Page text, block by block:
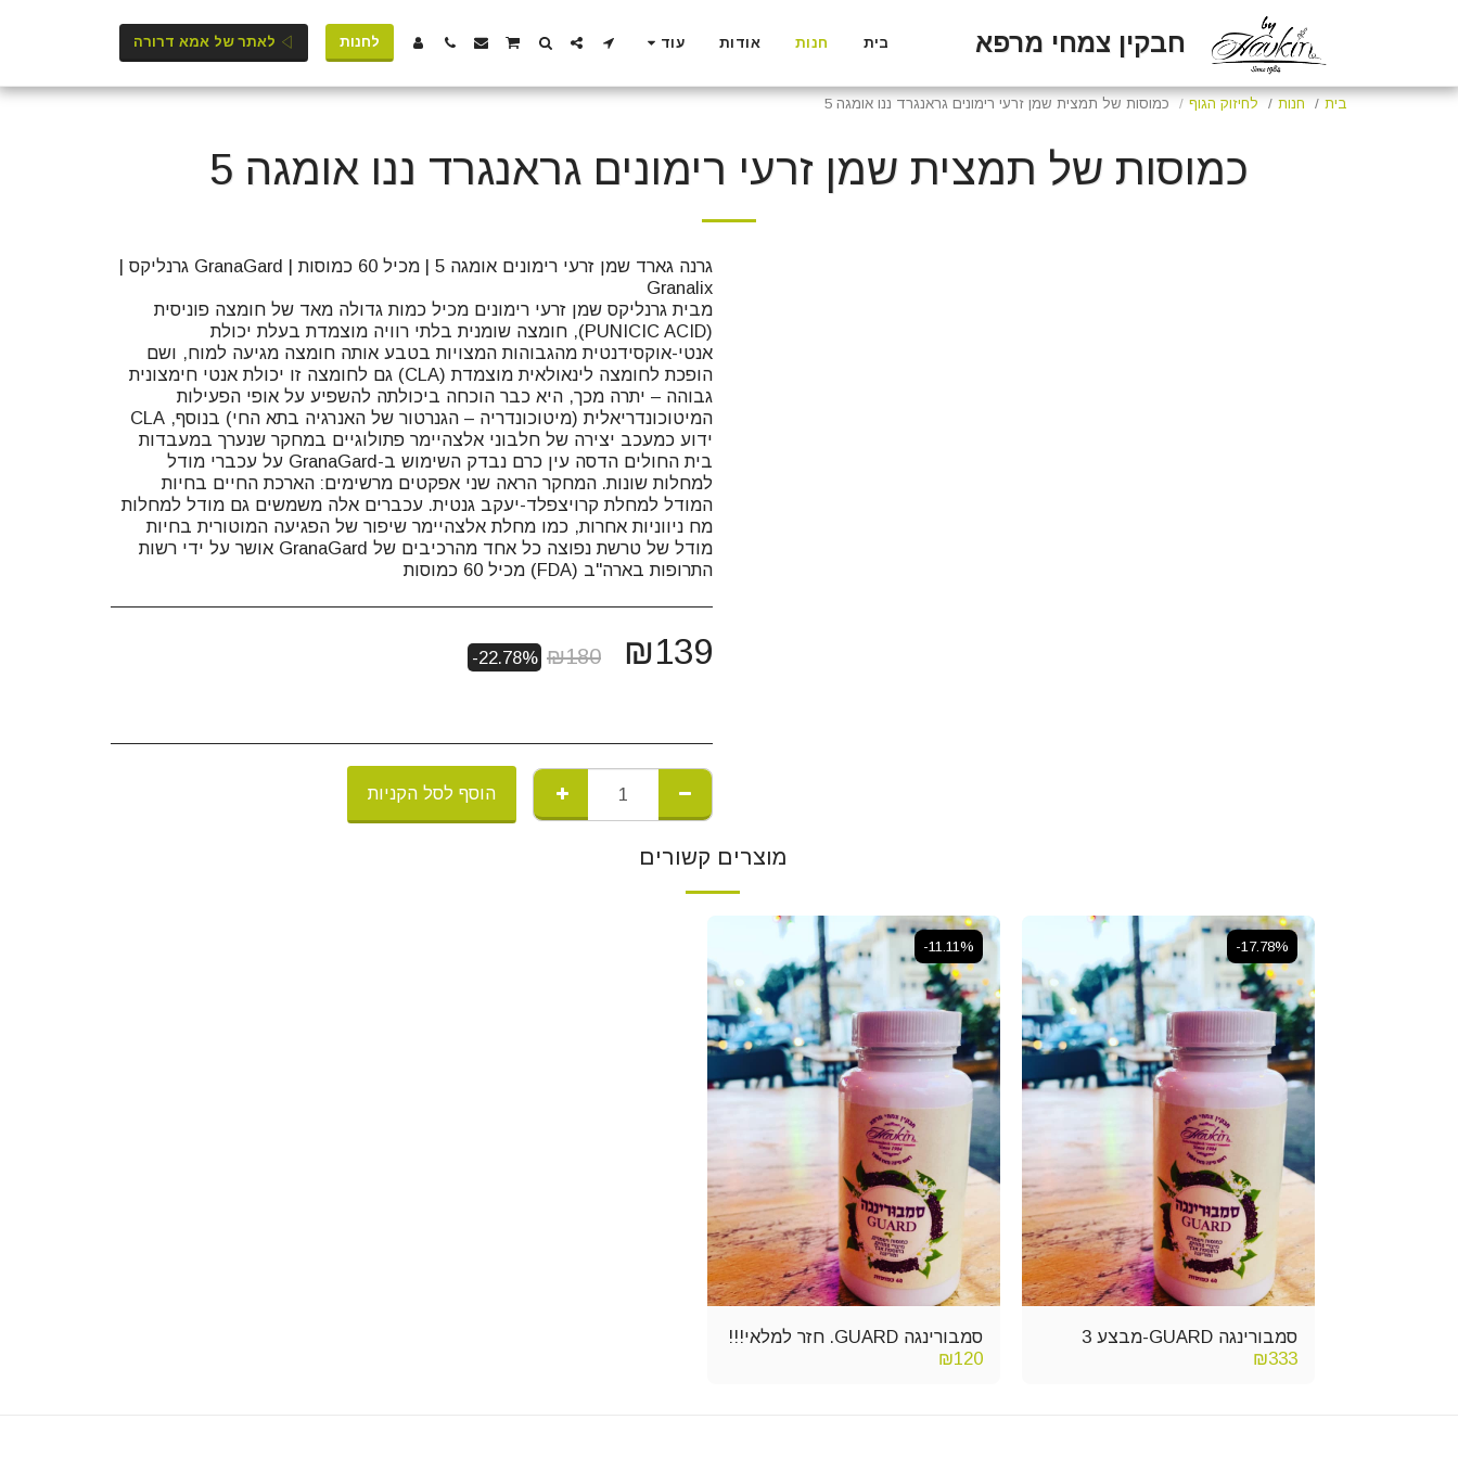
חבקין צמחי מרפא בית חנות אודות עוד לחנות לאתר של אמא דרורה
בית חנות לחיזוק הגוף כמוסות של תמצית שמן זרעי רימונים גראנגרד ננו אומגה 5
כמוסות של תמצית שמן זרעי רימונים גראנגרד ננו אומגה 5
גרנה גארד שמן זרעי רימונים אומגה 5 | מכיל 60 כמוסות | GranaGard גרנליקס |
מבית גרנליקס שמן זרעי רימונים מכיל כמות גדולה מאד של חומצה פוניסית
(PUNICIC ACID), חומצה שומנית בלתי רוויה מוצמדת בעלת יכולת
אנטי-אוקסידנטית מהגבוהות המצויות בטבע אותה חומצה מגיעה למוח, ושם
הופכת לחומצה לינאולאית מוצמדת (CLA) גם לחומצה זו יכולת אנטי חימצונית
גבוהה – יתרה מכך, היא כבר הוכחה ביכולתה להשפיע על אופי הפעילות
המיטוכונדריאלית (מיטוכונדריה – הגנרטור של האנרגיה בתא החי) בנוסף, CLA
ידוע כמעכב יצירה של חלבוני אלצהיימר פתולוגיים במחקר שנערך במעבדות
בית החולים הדסה עין כרם נבדק השימוש ב-GranaGard על עכברי מודל
למחלות שונות. המחקר הראה שני אפקטים מרשימים: הארכת החיים בחיות
המודל למחלת קרויצפלד-יעקב גנטית. עכברים אלה משמשים גם מודל למחלות
מח ניווניות אחרות, כמו מחלת אלצהיימר שיפור של הפגיעה המוטורית בחיות
מודל של טרשת נפוצה כל אחד מהרכיבים של GranaGard אושר על ידי רשות
התרופות בארה"ב (FDA) מכיל 60 כמוסות
₪139
₪180
-22.78%
הוסף לסל הקניות
מוצרים קשורים
-17.78%
סמבורינגה GUARD-מבצע 3
₪333
-11.11%
סמבורינגה GUARD. חזר למלאי!!!
₪120